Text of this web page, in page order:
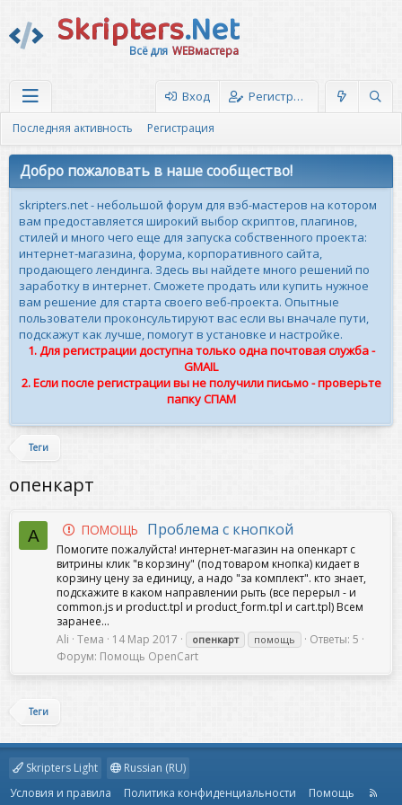
Skripters.Net
Всё для WEBмастера
Вход Регистрация
Последняя активность Регистрация
Добро пожаловать в наше сообщество!
skripters.net - небольшой форум для вэб-мастеров на котором
вам предоставляется широкий выбор скриптов, плагинов,
стилей и много чего еще для запуска собственного проекта:
интернет-магазина, форума, корпоративного сайта,
продающего лендинга. Здесь вы найдете много решений по
заработку в интернет. Сможете продать или купить нужное
вам решение для старта своего веб-проекта. Опытные
пользователи проконсультируют вас если вы вначале пути,
подскажут как лучше, помогут в установке и настройке.
1. Для регистрации доступна только одна почтовая служба -
GMAIL
2. Если после регистрации вы не получили письмо - проверьте
папку СПАМ
Теги
опенкарт
A ПОМОЩЬ Проблема с кнопкой
Помогите пожалуйста! интернет-магазин на опенкарт с
витрины клик "в корзину" (под товаром кнопка) кидает в
корзину цену за единицу, а надо "за комплект". кто знает,
подскажите в каком направлении рыть (все перерыл - и
common.js и product.tpl и product_form.tpl и cart.tpl) Всем
заранее...
Ali Тема 14 Мар 2017 опенкарт помощь
Ответы: 5
Форум: Помощь OpenCart
Теги
Skripters Light
Russian (RU)
Условия и правила
Политика конфиденциальности Помощь
R